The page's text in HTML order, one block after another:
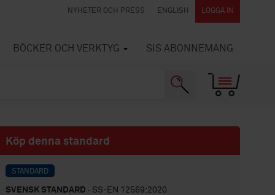
NYHETER OCH PRESS ENGLISH LOGGA IN
BÖCKER OCH VERKTYG SIS ABONNEMANG
Köp denna standard
STANDARD
SVENSK STANDARD · SS-EN 12569:2020